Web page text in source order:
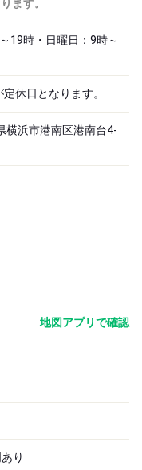
ます。
19時・日曜日：9時～
休日となります。
横浜市港南区港南台4-
地図アプリで確認
り